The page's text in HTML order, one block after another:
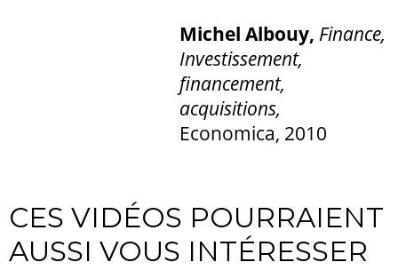
Michel Albouy, Finance,
Investissement,
financement,
acquisitions,
Economica, 2010
CES VIDÉOS POURRAIENT
AUSSI VOUS INTÉRESSER